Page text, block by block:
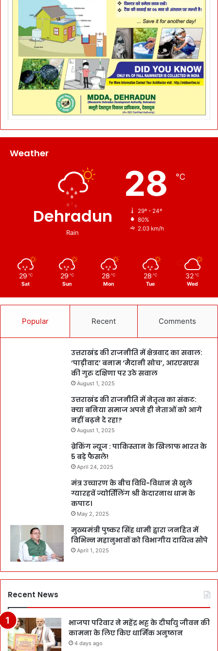
Weather
Dehradun
Rain
28 ℃
29º - 24º
80%
2.03 km/h
29 ℃
Sat
29 ℃
Sun
28 ℃
Mon
28 ℃
Tue
32 ℃
Wed
Popular Recent Comments
उत्तराखंड की राजनीति में क्षेत्रवाद का सवाल:
‘पाड़ीवाद’ बनाम ‘मैदानी सोच’, आरएसएस
की गुरु दक्षिणा पर उठे सवाल
August 1, 2025
उत्तराखंड की राजनीति में नेतृत्व का संकट:
क्या बनिया समाज अपने ही नेताओं को आगे
नहीं बढ़ने दे रहा?
August 1, 2025
ब्रेकिंग न्यूज : पाकिस्तान के खिलाफ भारत के
5 बड़े फैसले!
April 24, 2025
मंत्र उच्चारण के बीच विधि-विधान से खुले
ग्यारहवें ज्योर्तिलिंग श्री केदारनाथ धाम के
कपाट।
May 2, 2025
मुख्यमंत्री पुष्कर सिंह धामी द्वारा जनहित में
विभिन्न महानुभावों को विभागीय दायित्व सौंपे
April 1, 2025
Recent News
भाजपा परिवार ने महेंद्र भट्ट के दीर्घायु जीवन की
कामना के लिए किए धार्मिक अनुष्ठान
4 days ago